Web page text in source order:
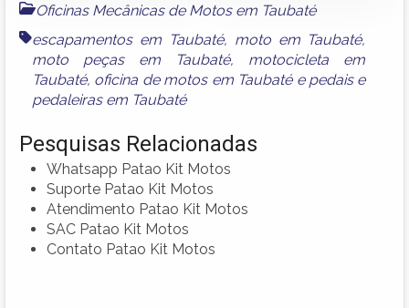
Oficinas Mecânicas de Motos em Taubaté
escapamentos em Taubaté, moto em Taubaté,
moto peças em Taubaté, motocicleta em
Taubaté, oficina de motos em Taubatée pedais e
pedaleiras em Taubaté
Pesquisas Relacionadas
Whatsapp Patao Kit Motos
Suporte Patao Kit Motos
Atendimento Patao Kit Motos
SAC Patao Kit Motos
Contato Patao Kit Motos